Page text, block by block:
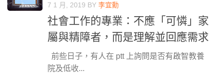
7 1 月, 2019 BY 李宜勳
社會工作的專業：不應「可憐」家
屬與精障者，而是理解並回應需求
前些日子，有人在 ptt 上詢問是否有啟智教養
院及低收...